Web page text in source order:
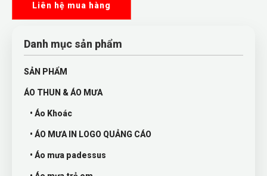
Liên hệ mua hàng
Danh mục sản phẩm
SẢN PHẨM
ÁO THUN & ÁO MƯA
• Áo Khoác
• ÁO MƯA IN LOGO QUẢNG CÁO
• Áo mưa padessus